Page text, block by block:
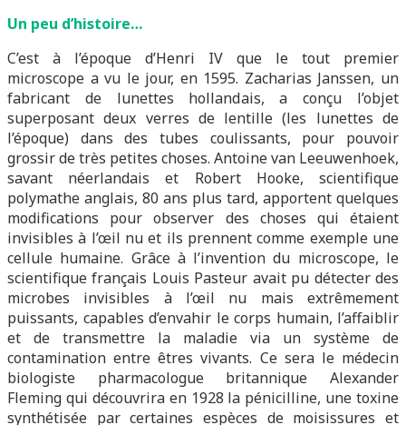
Un peu d’histoire…
C’est à l’époque d’Henri IV que le tout premier
microscope a vu le jour, en 1595. Zacharias Janssen, un
fabricant de lunettes hollandais, a conçu l’objet
superposant deux verres de lentille (les lunettes de
l’époque) dans des tubes coulissants, pour pouvoir
grossir de très petites choses. Antoine van Leeuwenhoek,
savant néerlandais et Robert Hooke, scientifique
polymathe anglais, 80 ans plus tard, apportent quelques
modifications pour observer des choses qui étaient
invisibles à l’œil nu et ils prennent comme exemple une
cellule humaine. Grâce à l’invention du microscope, le
scientifique français Louis Pasteur avait pu détecter des
microbes invisibles à l’œil nu mais extrêmement
puissants, capables d’envahir le corps humain, l’affaiblir
et de transmettre la maladie via un système de
contamination entre êtres vivants. Ce sera le médecin
biologiste pharmacologue britannique Alexander
Fleming qui découvrira en 1928 la pénicilline, une toxine
synthétisée par certaines espèces de moisissures et